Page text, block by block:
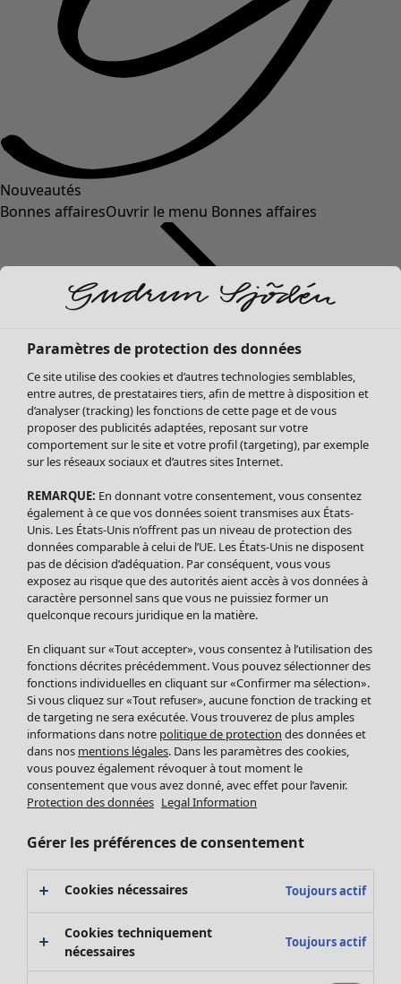
Nouveautés
Bonnes affairesOuvrir le menu Bonnes affaires
Soldes Vêtements
Tous les vêtements
Robes
Tuniques
Blouses
Tops
Gilets
Pantalon
Jupes
Leggings et collants
Accessoires
Chaussures
Vêtements de bain
Basics
Soldes Mobilier
Bonnes affaires déco
Décoration
Textiles
Tapis
Éponge
Paramètres de protection des données
Ce site utilise des cookies et d’autres technologies semblables,
entre autres, de prestataires tiers, afin de mettre à disposition et
d’analyser (tracking) les fonctions de cette page et de vous
proposer des publicités adaptées, reposant sur votre
comportement sur le site et votre profil (targeting), par exemple
sur les réseaux sociaux et d’autres sites Internet.
REMARQUE: En donnant votre consentement, vous consentez
également à ce que vos données soient transmises aux États-
Unis. Les États-Unis n’offrent pas un niveau de protection des
données comparable à celui de l’UE. Les États-Unis ne disposent
pas de décision d’adéquation. Par conséquent, vous vous
exposez au risque que des autorités aient accès à vos données à
caractère personnel sans que vous ne puissiez former un
quelconque recours juridique en la matière.
En cliquant sur «Tout accepter», vous consentez à l’utilisation des
fonctions décrites précédemment. Vous pouvez sélectionner des
fonctions individuelles en cliquant sur «Confirmer ma sélection».
Si vous cliquez sur «Tout refuser», aucune fonction de tracking et
de targeting ne sera exécutée. Vous trouverez de plus amples
informations dans notre politique de protection des données et
dans nos mentions légales. Dans les paramètres des cookies,
vous pouvez également révoquer à tout moment le
consentement que vous avez donné, avec effet pour l’avenir.
Protection des données Legal Information
Gérer les préférences de consentement
Cookies nécessaires Toujours actif
Cookies techniquement
nécessaires
Toujours actif